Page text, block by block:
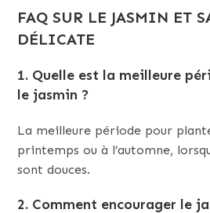
FAQ SUR LE JASMIN ET
DÉLICATE
1. Quelle est la meilleure
le jasmin ?
La meilleure période pour
printemps ou à l’automne,
sont douces.
2. Comment encourager le